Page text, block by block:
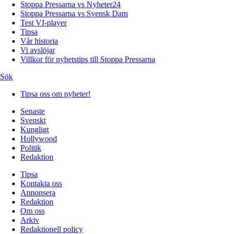
Stoppa Pressarna vs Nyheter24
Stoppa Pressarna vs Svensk Dam
Test VI-player
Tipsa
Vår historia
Vi avslöjar
Villkor för nyhetstips till Stoppa Pressarna
Sök
Tipsa oss om nyheter!
Senaste
Svenskt
Kungligt
Hollywood
Politik
Redaktion
Tipsa
Kontakta oss
Annonsera
Redaktion
Om oss
Arkiv
Redaktionell policy